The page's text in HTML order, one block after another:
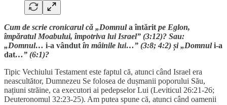
Cum de scrie cronicarul că „Domnula întărit pe Eglon,
împăratul Moabului, împotriva lui Israel” (3:12)? Sau:
„Domnul… i-a vândut în mâinile lui…” (3:8; 4:2) și „Domnuli-a
dat…” (6:1)?
Tipic Vechiului Testament este faptul că, atunci când Israel era
neascultător, Dumnezeu Se folosea de dușmanii poporului Său,
națiuni străine, ca executori ai pedepselor Lui (Leviticul 26:21-26;
Deuteronomul 32:23-25). Am putea spune că, atunci când oamenii